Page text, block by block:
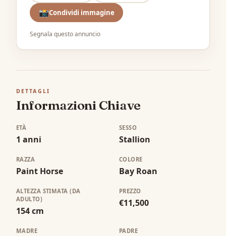
📸Condividi immagine
Segnala questo annuncio
DETTAGLI
Informazioni Chiave
ETÀ
1 anni
SESSO
Stallion
RAZZA
Paint Horse
COLORE
Bay Roan
ALTEZZA STIMATA (DA
ADULTO)
154 cm
PREZZO
€11,500
MADRE PADRE